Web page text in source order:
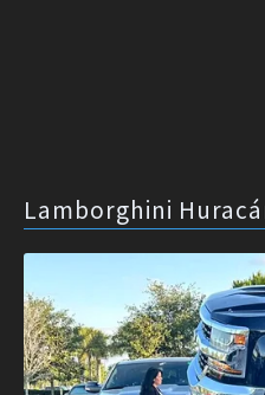
Lamborghini